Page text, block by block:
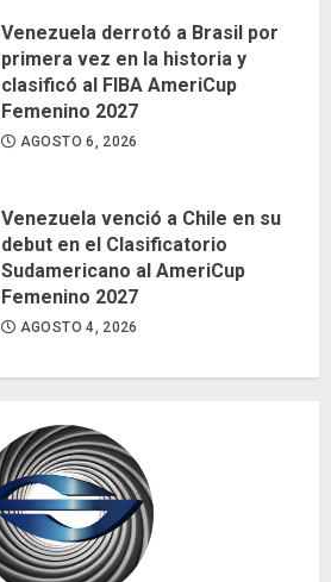
Venezuela derrotó a Brasil por
primera vez en la historia y
clasificó al FIBA AmeriCup
Femenino 2027
AGOSTO 6, 2026
Venezuela venció a Chile en su
debut en el Clasificatorio
Sudamericano al AmeriCup
Femenino 2027
AGOSTO 4, 2026